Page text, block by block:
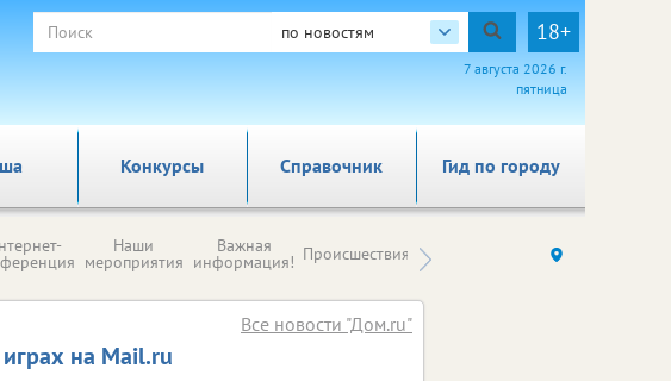
по новостям 18+
7 августа 2026 г.
пятница
Справочник Гид по городу
Конкурсы
Наши
мероприятия
Важная
информация! Происшествия Здоровье компаний (на
на Mail.ru
Все новости "Дом.ru"